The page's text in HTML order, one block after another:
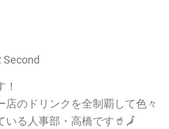
Second
店のドリンクを全制覇して色々
いる人事部・高橋です🥤🗾